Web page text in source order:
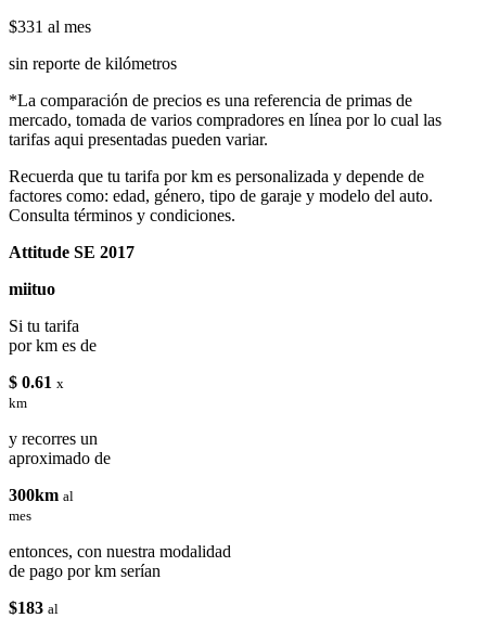
$331 al mes
sin reporte de kilómetros
*La comparación de precios es una referencia de primas de
mercado, tomada de varios compradores en línea por lo cual las
tarifas aqui presentadas pueden variar.
Recuerda que tu tarifa por km es personalizada y depende de
factores como: edad, género, tipo de garaje y modelo del auto.
Consulta términos y condiciones.
Attitude SE 2017
miituo
Si tu tarifa
por km es de
$ 0.61 x
km
y recorres un
aproximado de
300km al
mes
entonces, con nuestra modalidad
de pago por km serían
$183 al